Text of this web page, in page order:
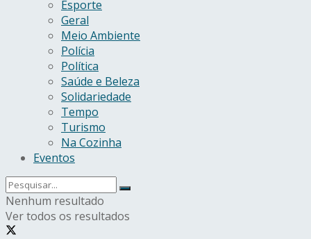
Esporte
Geral
Meio Ambiente
Polícia
Política
Saúde e Beleza
Solidariedade
Tempo
Turismo
Na Cozinha
Eventos
Nenhum resultado
Ver todos os resultados